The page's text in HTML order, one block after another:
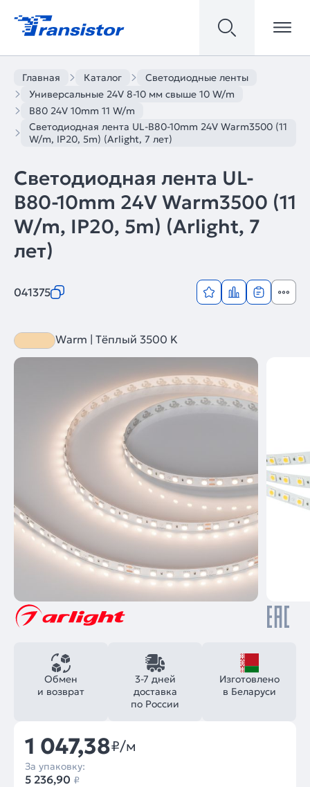
Главная Каталог
Светодиодные ленты
Универсальные 24V 8-10 мм свыше 10 W/m
B80 24V 10mm 11 W/m
Светодиодная лента UL-B80-10mm 24V Warm3500 (11
W/m, IP20, 5m) (Arlight, 7 лет)
Светодиодная лента UL-
B80-10mm 24V Warm3500 (11
W/m, IP20, 5m) (Arlight, 7
лет)
041375
Warm | Тёплый 3500 K
3-7 дней
доставка
по России
Обмен
и возврат
Изготовлено
в Беларуси
1 047,38₽/м
За упаковку:
5 236,90 ₽